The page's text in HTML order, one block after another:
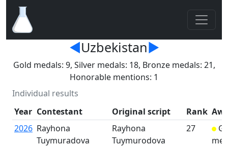
◄Uzbekistan►
Gold medals: 9, Silver medals: 18, Bronze medals: 21,
Honorable mentions: 1
Individual results
Year Contestant Original script Rank
2026 Rayhona
Tuymuradova
Rayhona
Tuymurodova
27